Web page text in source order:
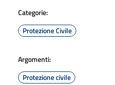
Categorie:
Protezione Civile
Argomenti:
Protezione civile